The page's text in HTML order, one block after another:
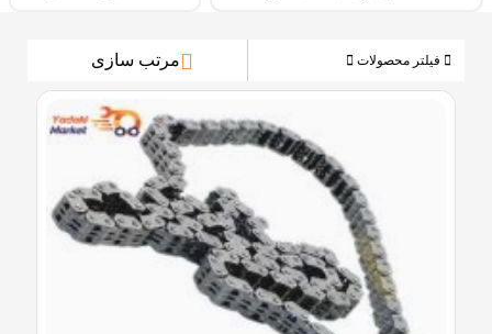
فیلتر محصولات مرتب سازی